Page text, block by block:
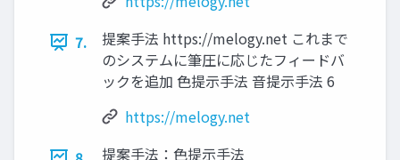
7.
提案手法 https://melogy.net これまで
のシステムに筆圧に応じたフィードバ
ックを追加 色提示手法 音提示手法 6
https://melogy.net
提案手法：色提示手法